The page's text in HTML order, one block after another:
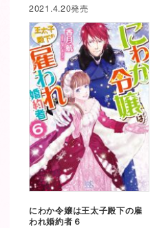
2021.4.20発売
にわか令嬢は王太子殿下の雇
われ婚約者６